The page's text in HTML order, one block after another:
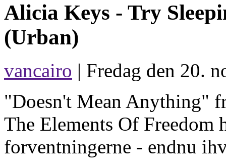
Alicia Keys - Try
(Urban)
vancairo | Fredag den 20.
"Doesn't Mean Anything"
The Elements Of
forventningerne - endnu